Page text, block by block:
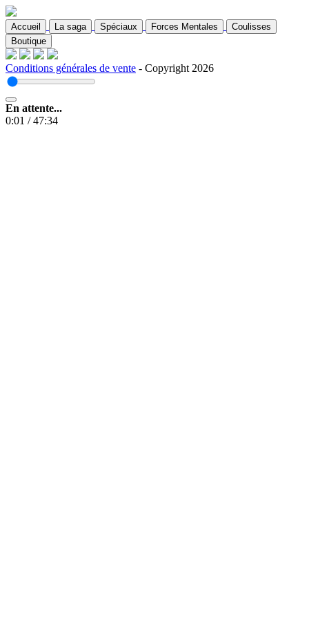
Accueil La saga Spéciaux Forces Mentales
Coulisses
Boutique
Conditions générales de vente - Copyright 2026
En attente...
0:01 /47:34